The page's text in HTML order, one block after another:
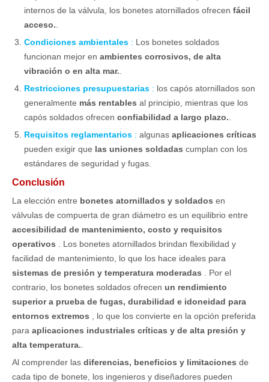
internos de la válvula, los bonetes atornillados ofrecen fácil
acceso.
Condiciones ambientales : Los bonetes soldados
funcionan mejor en ambientes corrosivos, de alta
vibración o en alta mar.
Restricciones presupuestarias : los capós atornillados son
generalmente más rentables al principio, mientras que los
capós soldados ofrecen confiabilidad a largo plazo.
Requisitos reglamentarios : algunas aplicaciones críticas
pueden exigir que las uniones soldadas cumplan con los
estándares de seguridad y fugas.
Conclusión
La elección entre bonetes atornillados y soldados en
válvulas de compuerta de gran diámetro es un equilibrio entre
accesibilidad de mantenimiento, costo y requisitos
operativos
. Los bonetes atornillados brindan flexibilidad y
facilidad de mantenimiento, lo que los hace ideales para
sistemas de presión y temperatura moderadas
. Por el
contrario, los bonetes soldados ofrecen un rendimiento
superior a prueba de fugas, durabilidad e idoneidad para
entornos extremos
, lo que los convierte en la opción preferida
para aplicaciones industriales críticas y de alta presión y
alta temperatura.
Al comprender las diferencias, beneficios y limitaciones de
cada tipo de bonete, los ingenieros y diseñadores pueden